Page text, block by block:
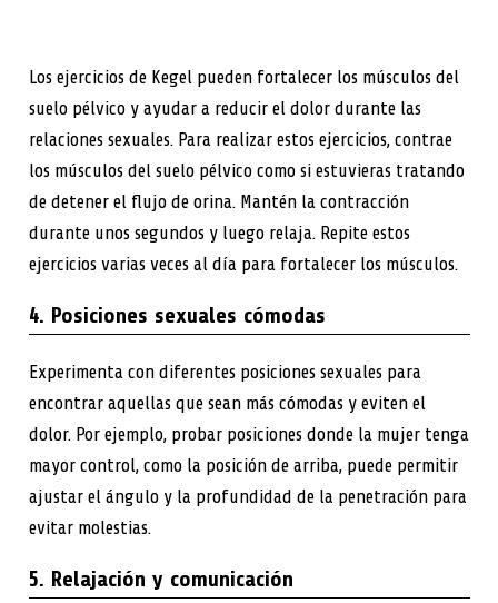
Los ejercicios de Kegel pueden fortalecer los músculos del
suelo pélvico y ayudar a reducir el dolor durante las
relaciones sexuales. Para realizar estos ejercicios, contrae
los músculos del suelo pélvico como si estuvieras tratando
de detener el flujo de orina. Mantén la contracción
durante unos segundos y luego relaja. Repite estos
ejercicios varias veces al día para fortalecer los músculos.
4. Posiciones sexuales cómodas
Experimenta con diferentes posiciones sexuales para
encontrar aquellas que sean más cómodas y eviten el
dolor. Por ejemplo, probar posiciones donde la mujer tenga
mayor control, como la posición de arriba, puede permitir
ajustar el ángulo y la profundidad de la penetración para
evitar molestias.
5. Relajación y comunicación